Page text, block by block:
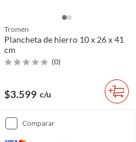
Tromen
Plancheta de hierro 10 x 26 x 41
cm
(0)
$3.599 c/u
comparar